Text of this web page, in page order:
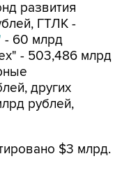
развития
ГТЛК -
- 60 млрд
- 503,486 млрд
других
рублей,
$3 млрд.